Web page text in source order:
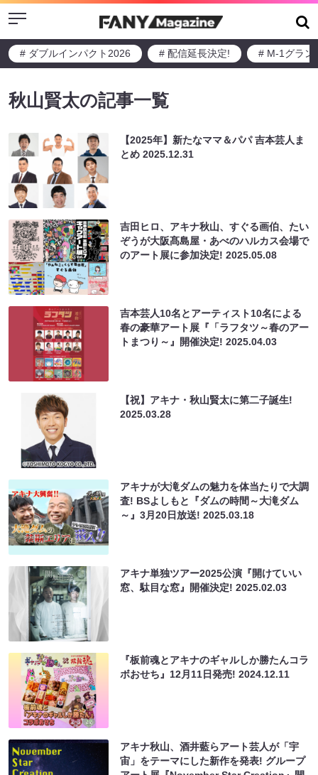
Menu
# ダブルインパクト2026 # 配信延長決定! # M-1グラン
秋山賢太の記事一覧
【2025年】新たなママ＆パパ 吉本芸人ま
とめ2025.12.31
吉田ヒロ、アキナ秋山、すぐる画伯、たい
ぞうが大阪髙島屋・あべのハルカス会場で
のアート展に参加決定!2025.05.08
吉本芸人10名とアーティスト10名による
春の豪華アート展『「ラフタツ～春のアー
トまつり～』開催決定!2025.04.03
【祝】アキナ・秋山賢太に第二子誕生!
2025.03.28
アキナが大滝ダムの魅力を体当たりで大調
査! BSよしもと『ダムの時間～大滝ダム
～』3月20日放送!2025.03.18
アキナ単独ツアー2025公演『開けていい
窓、駄目な窓』開催決定!2025.02.03
『板前魂とアキナのギャルしか勝たんコラ
ボおせち』12月11日発売!2024.12.11
アキナ秋山、酒井藍らアート芸人が「宇
宙」をテーマにした新作を発表! グループ